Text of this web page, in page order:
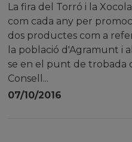
La fira del Torró i la
com cada any per
dos productes com a
la població d'Agramunt i
se en el punt de trobada
Consell...
07/10/2016